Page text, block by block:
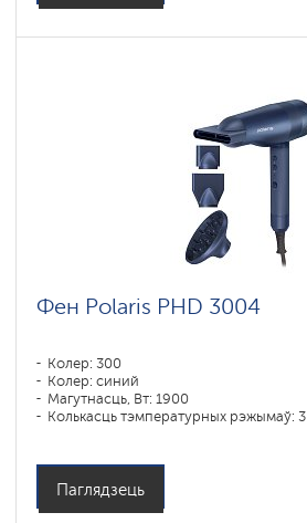
Фен Polaris PHD 3004
Колер: 300
Колер: синий
Магутнасць, Вт: 1900
Колькасць тэмпературных рэжымаў: 3
Паглядзець